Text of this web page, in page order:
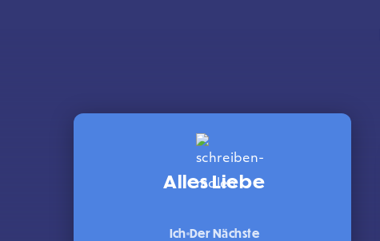
Alles Liebe
Ich Der Nächste